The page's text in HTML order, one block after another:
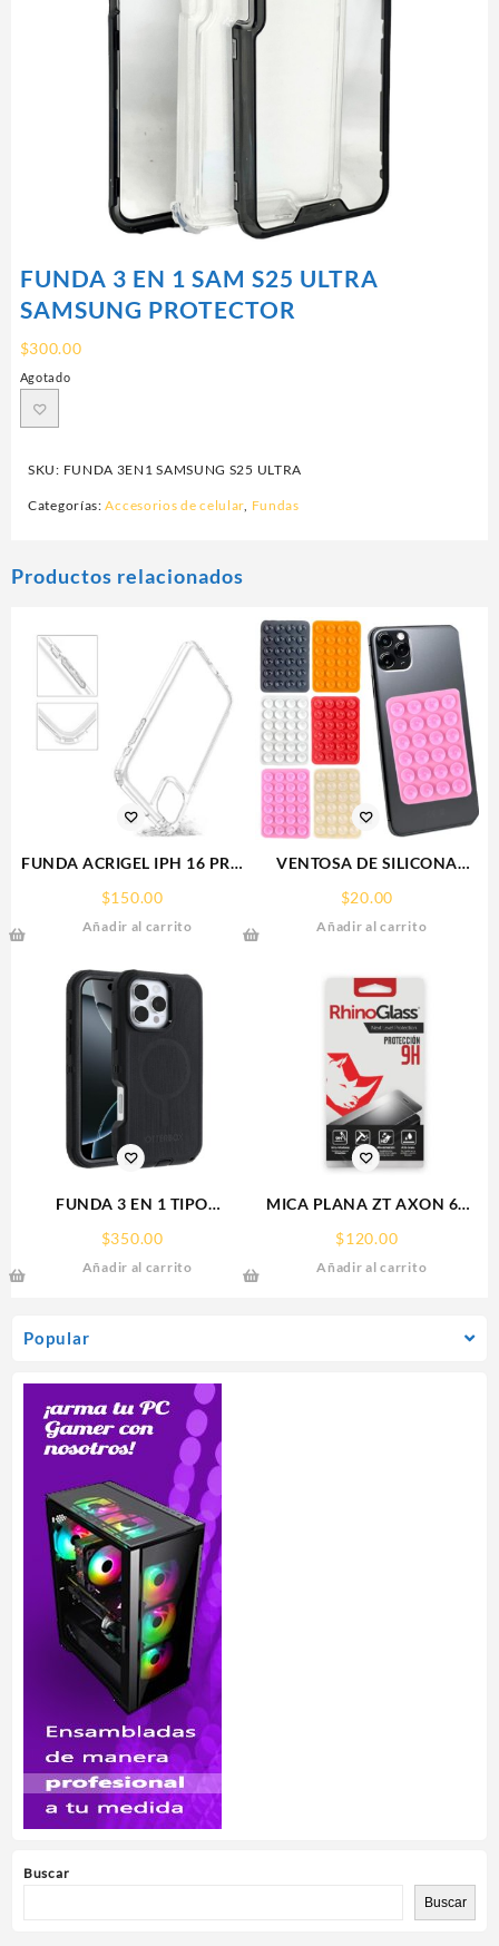
Popular
Buscar
Buscar
FUNDA 3 EN 1 SAM S25 ULTRA
SAMSUNG PROTECTOR
$300.00
Agotado
SKU: FUNDA 3EN1 SAMSUNG S25 ULTRA
Categorías:Accesorios de celular, Fundas
Productos relacionados
FUNDA ACRIGEL IPH 16 PRO
$150.00
Añadir al carrito
VENTOSA DE SILICONA
$20.00
Añadir al carrito
FUNDA 3 EN 1 TIPO
OTTERBOX USO RUDO SAM
S26 ULTRA SAMSUNG S26
ULTRA
$350.00
Añadir al carrito
MICA PLANA ZT AXON 60
ZTE 9H RHINOGLASS
$120.00
Añadir al carrito